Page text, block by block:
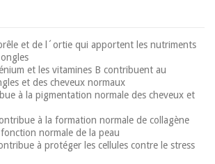
et de l´ortie qui apportent les nutriments
et les vitamines B contribuent au
et des cheveux normaux
à la pigmentation normale des cheveux et
à la formation normale de collagène
normale de la peau
à protéger les cellules contre le stress